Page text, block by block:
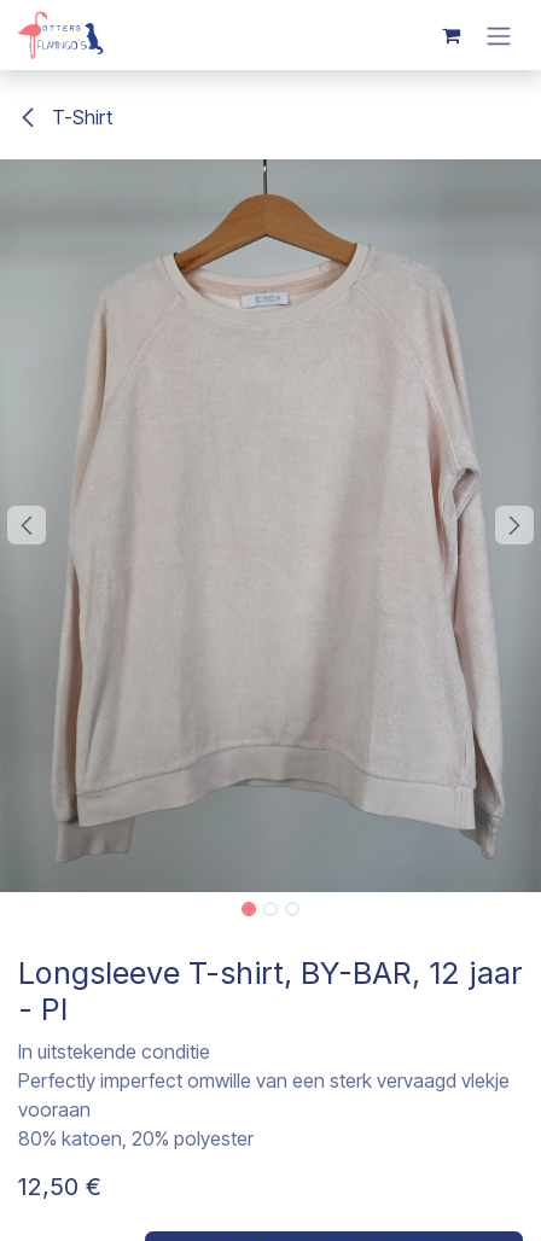
Overslaan naar inhoud
T-Shirt
Longsleeve T-shirt, BY-BAR, 12 jaar
- PI
In uitstekende conditie
Perfectly imperfect omwille van een sterk vervaagd vlekje
vooraan
80% katoen, 20% polyester
12,50 €